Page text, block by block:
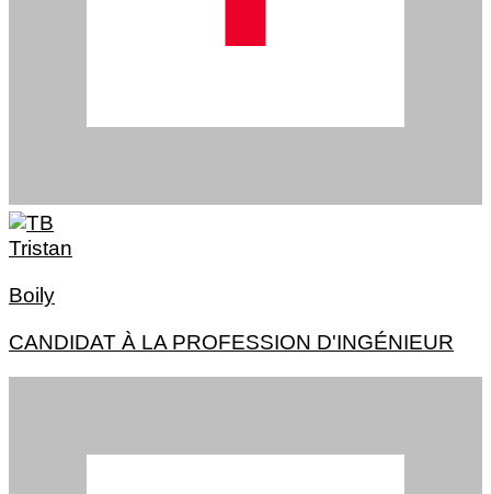
Tristan
Boily
CANDIDAT À LA PROFESSION D'INGÉNIEUR